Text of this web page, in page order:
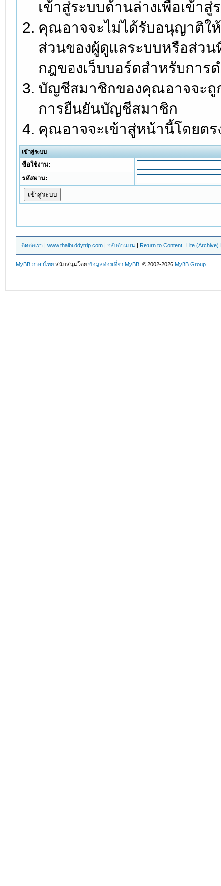
เข้าสู่ระบบด้านล่างเพื่อเข้า
คุณอาจจะไม่ได้รับอนุญาติใ
ส่วนของผู้ดูแลระบบหรือส่ว
กฎของเว็บบอร์ดสำหรับการ
บัญชีสมาชิกของคุณอาจจะถู
การยืนยันบัญชีสมาชิก
คุณอาจจะเข้าสู่หน้านี้โดยต
เข้าสู่ระบบ
ชื่อใช้งาน:
รหัสผ่าน:
ติดต่อเรา |www.thaibuddytrip.com |กลับด้านบน | Return to Content | Lite (Archive)
MyBB ภาษาไทย สนับสนุนโดยข้อมูลท่องเที่ยว MyBB , © 2002-2026MyBB Group